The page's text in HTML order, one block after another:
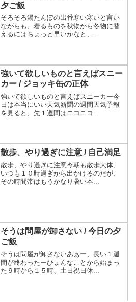
夕ご飯
そろそろ湯たんぽの出番寒い寒いと言い
ながらも、着るものを秋物から冬物に替
えるにはちょっと早いかなと、...
強いて欲しいものと言えばスニー
カー / ジョッキ缶の正体
強いて欲しいものと言えばスニーカー今
日は本当にいい天気新聞の週間天気予報
を見ると、先１週間はニコニコ...
散歩、やり過ぎに注意 / 自己満足
散歩、やり過ぎに注意今朝も散歩大体、
いつも１０時過ぎから出かけるのだが、
その時間帯はもうかなり暑い本...
そうは問屋が卸さない / 今日の夕
ご飯
そうは問屋が卸さないあぁー、長い１週
間が終わったーひょんなことから始まっ
た９時から１５時、土日祝日休...